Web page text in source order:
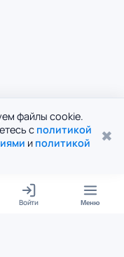
файлы cookie.
с политикой
и политикой
✖
Войти Меню